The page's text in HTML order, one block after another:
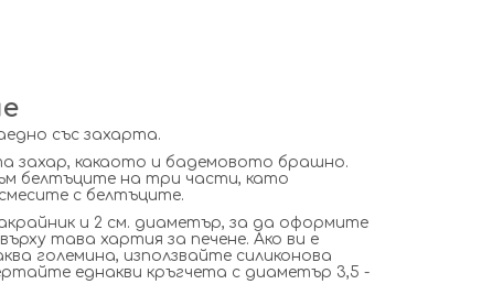
със захарта.
захар, какаото и бадемовото брашно.
белтъците на три части, като
с белтъците.
и 2 см. диаметър, за да оформите
тава хартия за печене. Ако ви е
големина, използвайте силиконова
еднакви кръгчета с диаметър 3,5 -